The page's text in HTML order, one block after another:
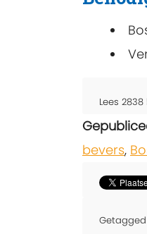
Lees 2838
bevers,